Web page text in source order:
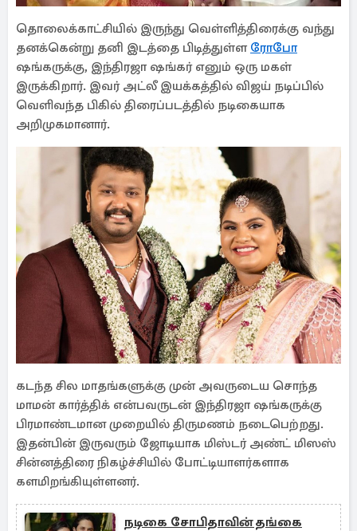
தொலைக்காட்சியில் இருந்து வெள்ளித்திரைக்கு வந்து
தனக்கென்று தனி இடத்தை பிடித்துள்ள ரோபோ
ஷங்கருக்கு, இந்திரஜா ஷங்கர் எனும் ஒரு மகள்
இருக்கிறார். இவர் அட்லீ இயக்கத்தில் விஜய் நடிப்பில்
வெளிவந்த பிகில் திரைப்படத்தில் நடிகையாக
அறிமுகமானார்.
கடந்த சில மாதங்களுக்கு முன் அவருடைய சொந்த
மாமன் கார்த்திக் என்பவருடன் இந்திரஜா ஷங்கருக்கு
பிரமாண்டமான முறையில் திருமணம் நடைபெற்றது.
இதன்பின் இருவரும் ஜோடியாக மிஸ்டர் அண்ட் மிஸஸ்
சின்னத்திரை நிகழ்ச்சியில் போட்டியாளர்களாக
களமிறங்கியுள்ளனர்.
நடிகை சோபிதாவின் தங்கை